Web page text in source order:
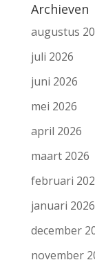
Archieven
augustus
juli 2026
juni 2026
mei 2026
april 2026
maart 2026
februari
januari 2026
december
november